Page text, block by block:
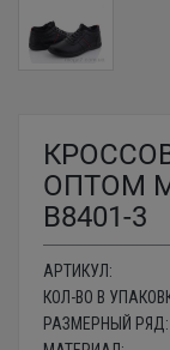
ОПТОМ
B8401-3
АРТИКУЛ:
КОЛ-ВО В
РАЗМЕРНЫЙ РЯД: